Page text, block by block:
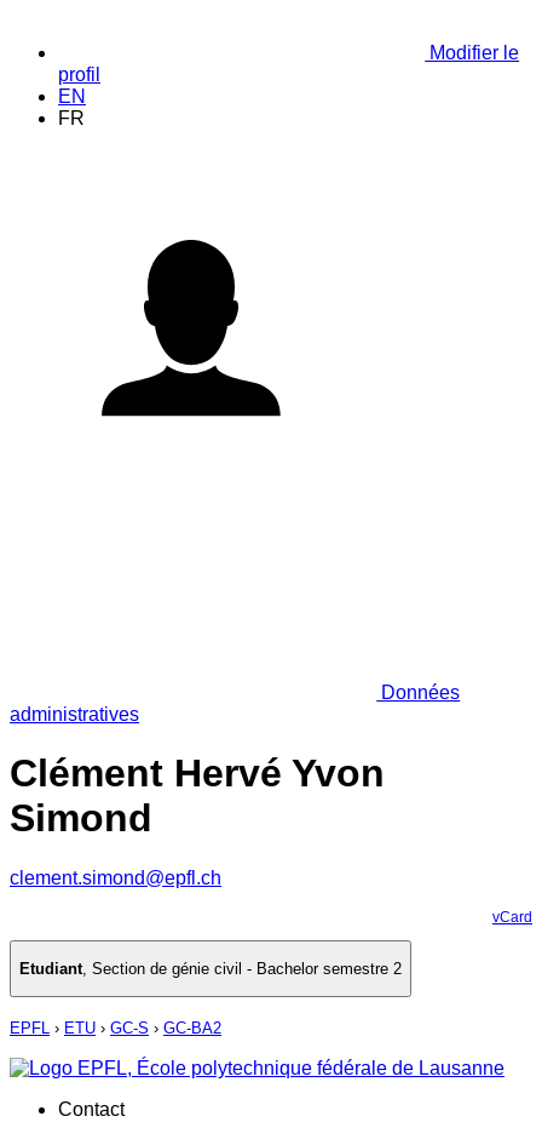
Modifier le
profil
EN
FR
Données
administratives
Clément Hervé Yvon
Simond
clement.simond@epfl.ch
vCard
Etudiant, Section de génie civil - Bachelor semestre 2
EPFL › ETU › GC-S › GC-BA2
Contact